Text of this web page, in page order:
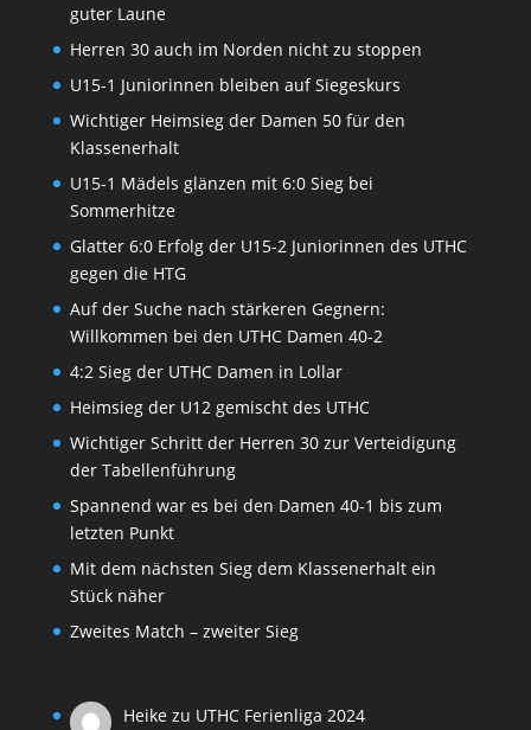
guter Laune
Herren 30 auch im Norden nicht zu stoppen
U15-1 Juniorinnen bleiben auf Siegeskurs
Wichtiger Heimsieg der Damen 50 für den
Klassenerhalt
U15-1 Mädels glänzen mit 6:0 Sieg bei
Sommerhitze
Glatter 6:0 Erfolg der U15-2 Juniorinnen des UTHC
gegen die HTG
Auf der Suche nach stärkeren Gegnern:
Willkommen bei den UTHC Damen 40-2
4:2 Sieg der UTHC Damen in Lollar
Heimsieg der U12 gemischt des UTHC
Wichtiger Schritt der Herren 30 zur Verteidigung
der Tabellenführung
Spannend war es bei den Damen 40-1 bis zum
letzten Punkt
Mit dem nächsten Sieg dem Klassenerhalt ein
Stück näher
Zweites Match – zweiter Sieg
Heike zu UTHC Ferienliga 2024